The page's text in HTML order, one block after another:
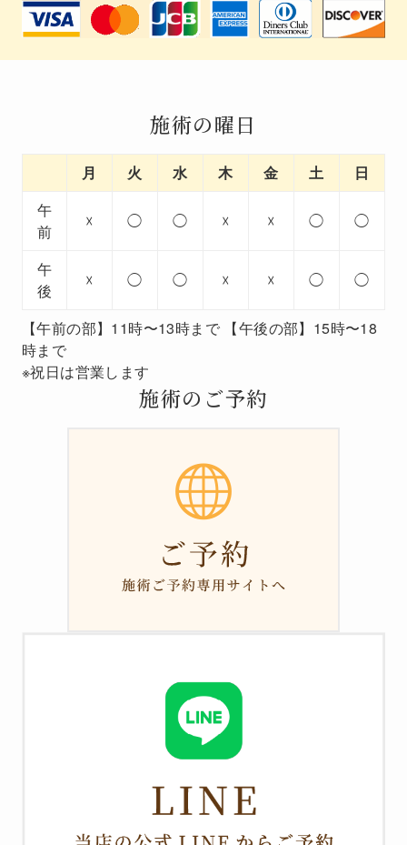
施術の曜日
月 火 水 木 金 土
日
午
前
☓ ◯ ◯ ☓ ☓ ◯ ◯
午
後
☓ ◯ ◯ ☓ ☓ ◯ ◯
【午前の部】11時〜13時まで 【午後の部】15時〜18
時まで
※祝日は営業します
施術のご予約